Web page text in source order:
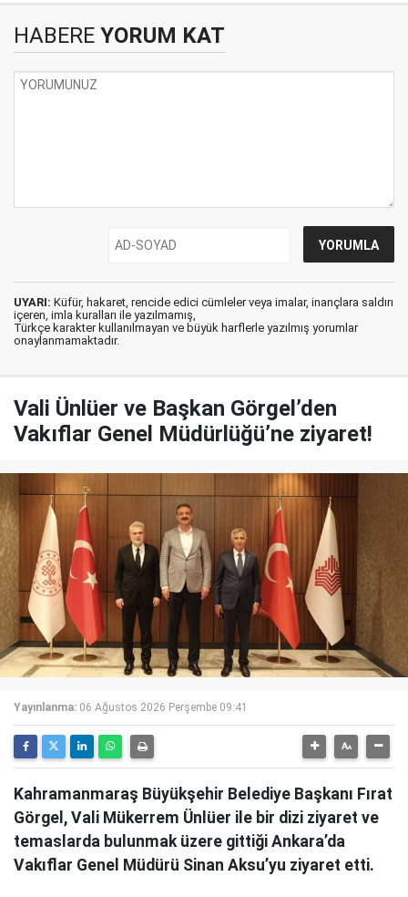
HABERE YORUM KAT
UYARI: Küfür, hakaret, rencide edici cümleler veya imalar, inançlara saldırı
içeren, imla kuralları ile yazılmamış,
Türkçe karakter kullanılmayan ve büyük harflerle yazılmış yorumlar
onaylanmamaktadır.
Vali Ünlüer ve Başkan Görgel’den
Vakıflar Genel Müdürlüğü’ne ziyaret!
Yayınlanma: 06 Ağustos 2026 Perşembe 09:41
Kahramanmaraş Büyükşehir Belediye Başkanı Fırat
Görgel, Vali Mükerrem Ünlüer ile bir dizi ziyaret ve
temaslarda bulunmak üzere gittiği Ankara’da
Vakıflar Genel Müdürü Sinan Aksu’yu ziyaret etti.